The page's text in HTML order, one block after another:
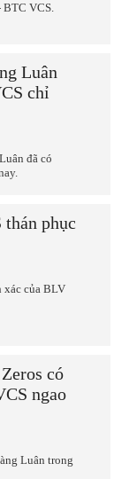
BTC VCS.
Luân
chỉ
đã có
thán phục
của BLV
có
ngao
Luân trong